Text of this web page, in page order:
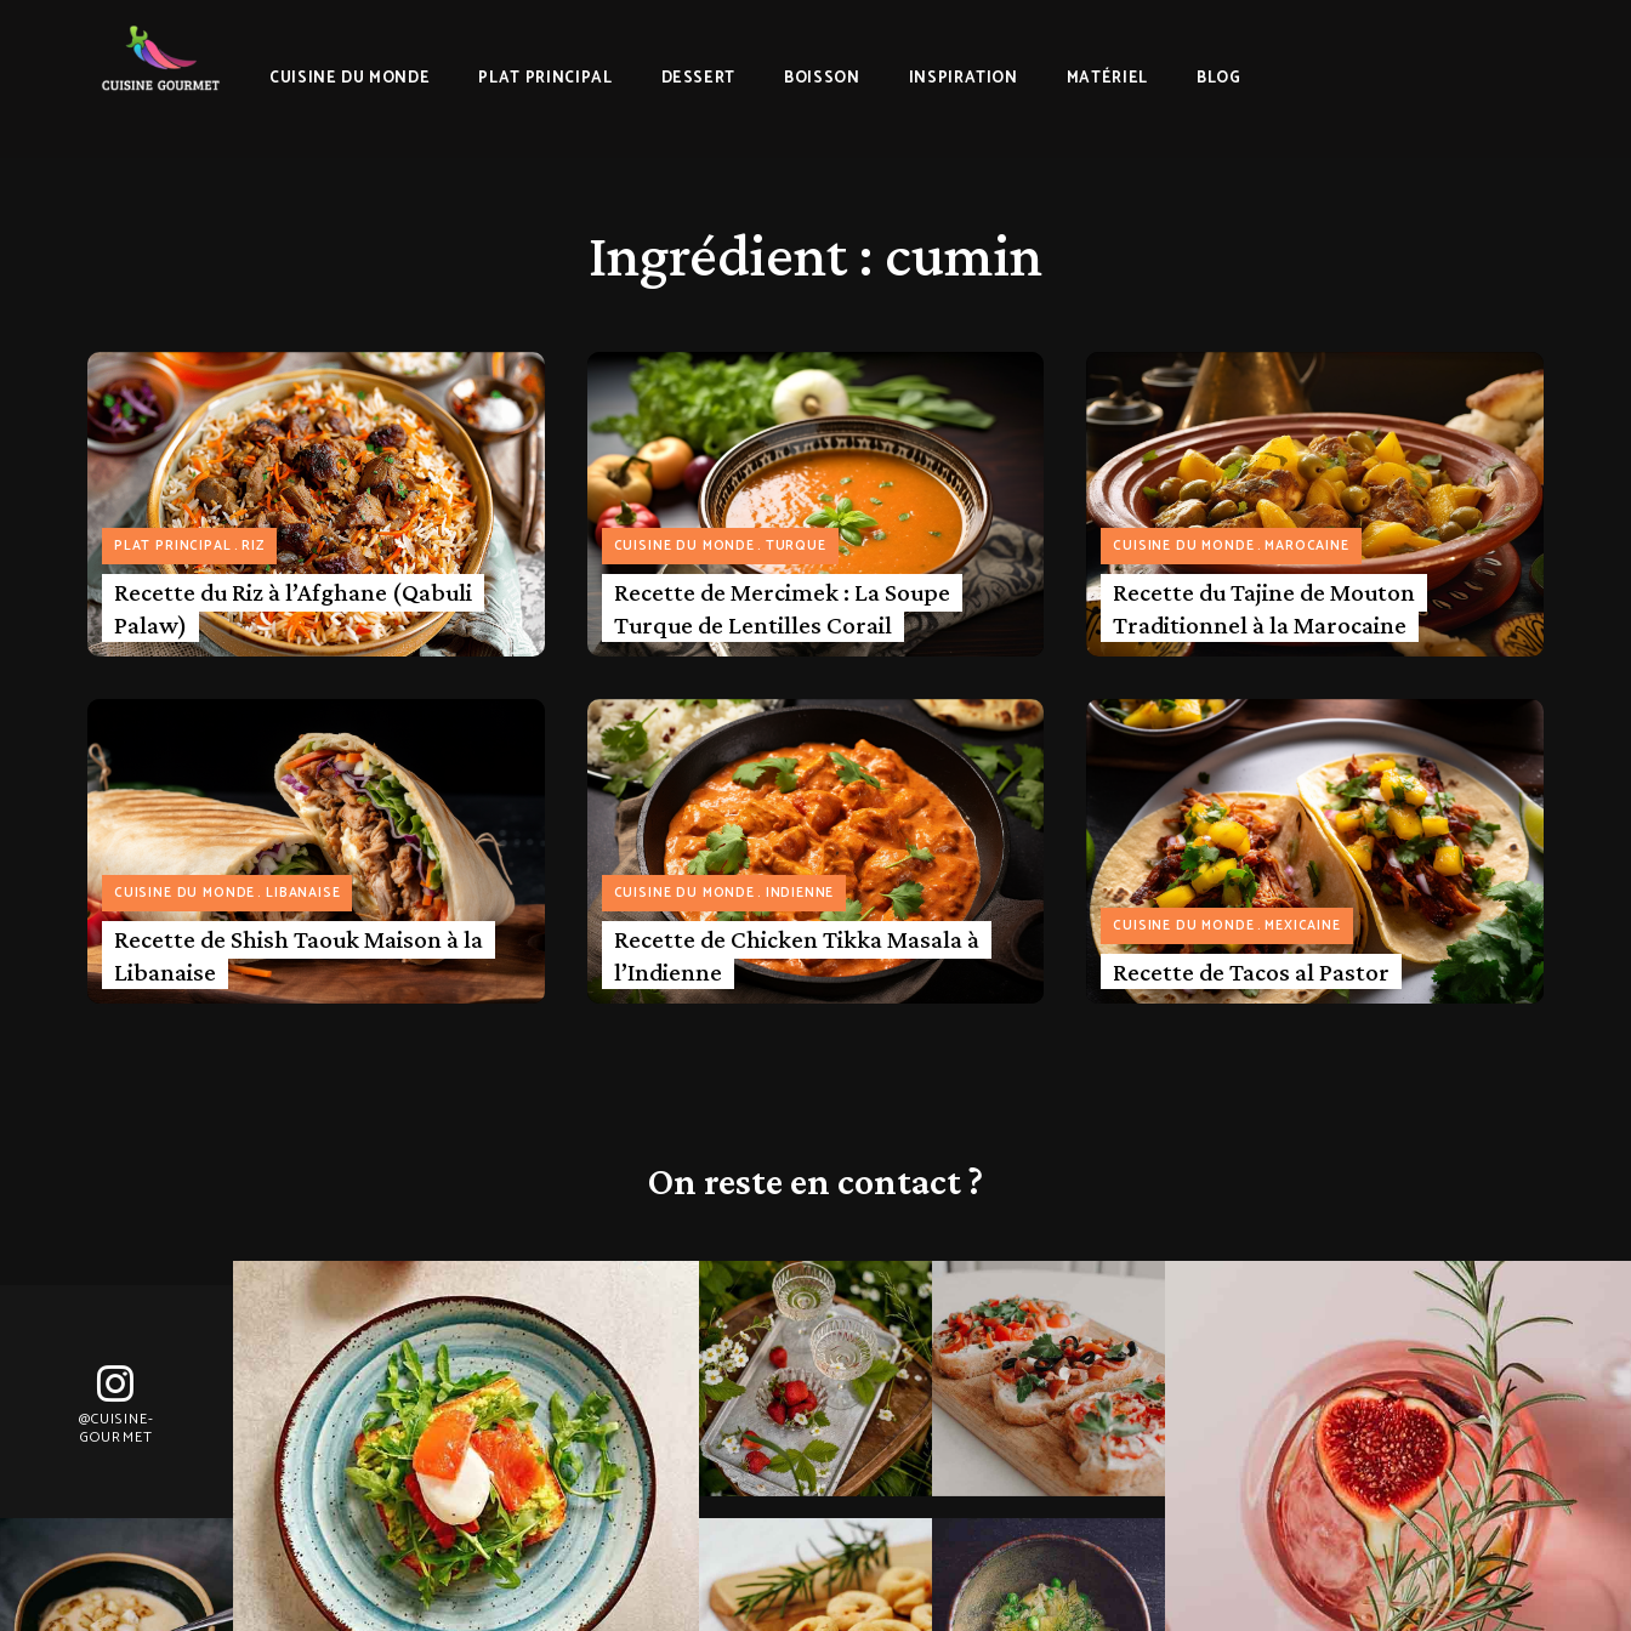
CUISINE DU MONDE PLAT PRINCIPAL DESSERT BOISSON INSPIRATION MATÉRIEL BLOG
Ingrédient : cumin
PLAT PRINCIPAL RIZ
Recette du Riz à l’Afghane (Qabuli
Palaw)
CUISINE DU MONDE TURQUE
Recette de Mercimek : La Soupe
Turque de Lentilles Corail
CUISINE DU MONDE MAROCAINE
Recette du Tajine de Mouton
Traditionnel à la Marocaine
CUISINE DU MONDE LIBANAISE
Recette de Shish Taouk Maison à la
Libanaise
CUISINE DU MONDE INDIENNE
Recette de Chicken Tikka Masala à
l’Indienne
CUISINE DU MONDE MEXICAINE
Recette de Tacos al Pastor
On reste en contact ?
@CUISINE-
GOURMET